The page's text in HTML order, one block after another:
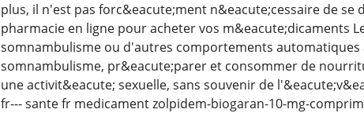
plus, il n'est pas forc&eacute;ment n&eacute;cessaire de
pharmacie en ligne pour acheter vos m&eacute;dicaments
somnambulisme ou d'autres comportements
somnambulisme, pr&eacute;parer et consommer de
une activit&eacute; sexuelle, sans souvenir de
fr--- sante fr medicament zolpidem-biogaran-10-mg-